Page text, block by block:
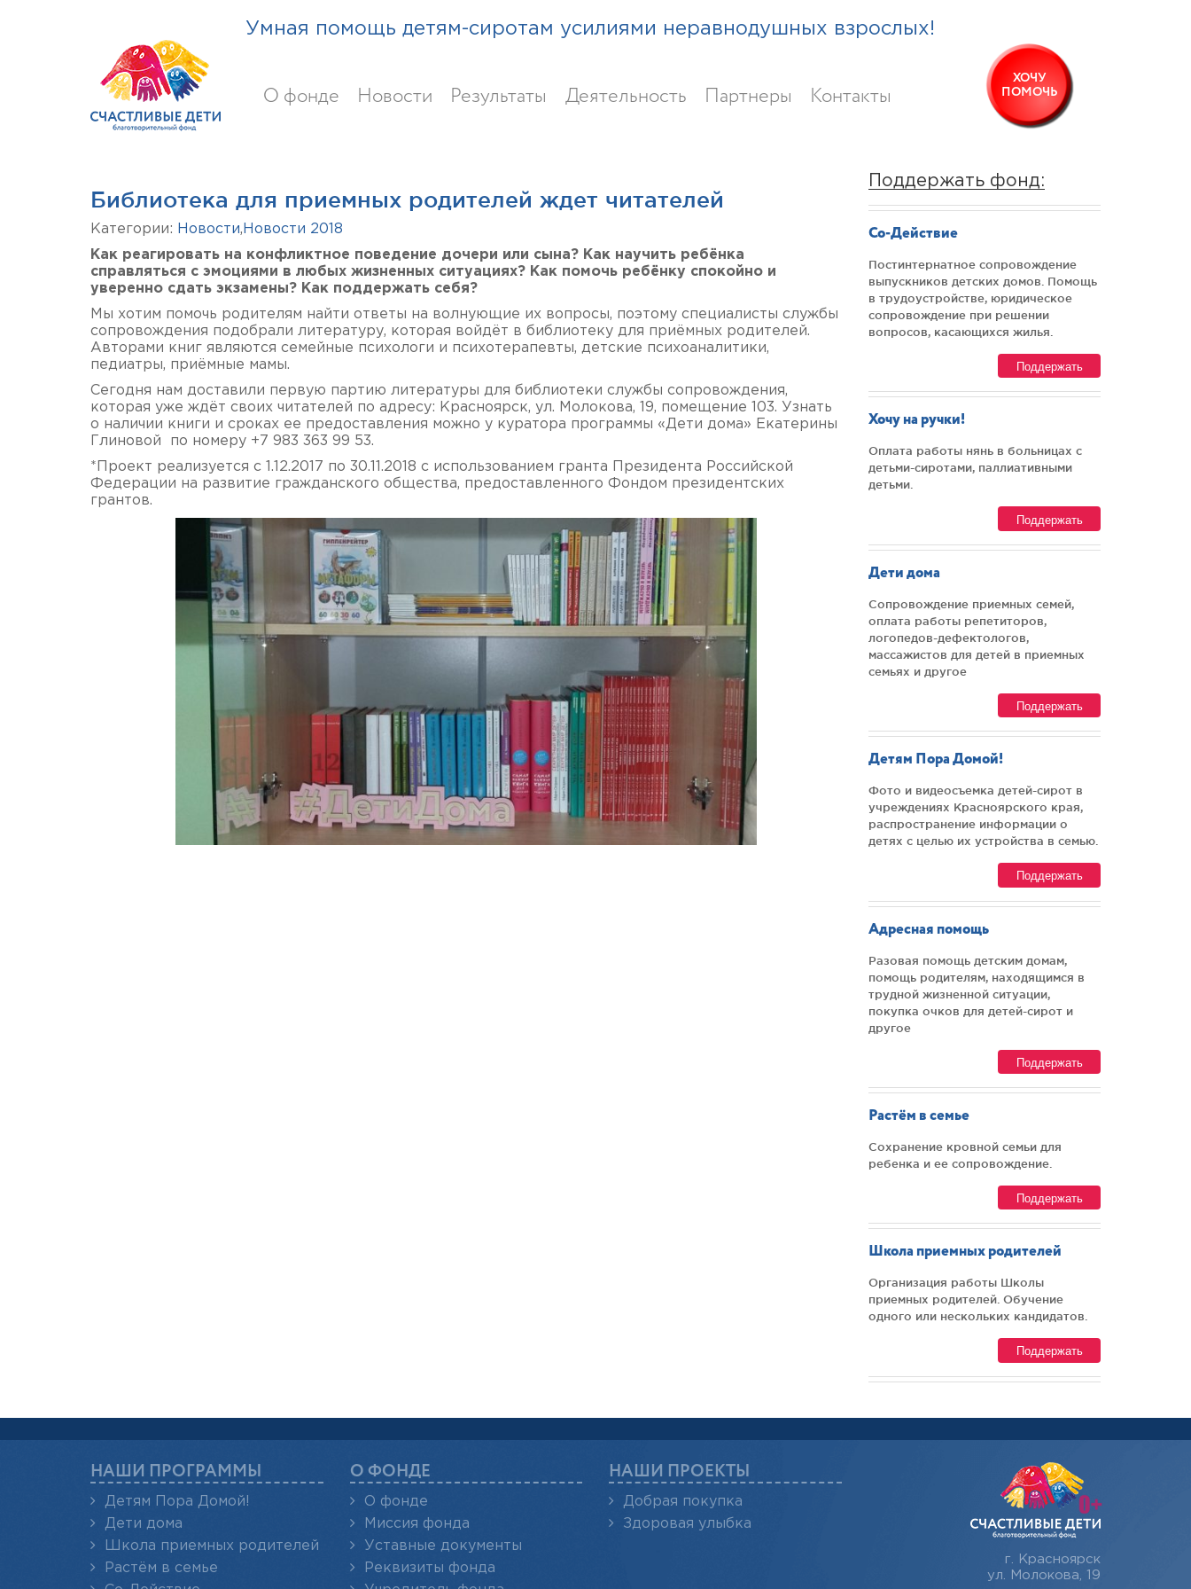
Умная помощь детям-сиротам усилиями неравнодушных взрослых!
О фонде Новости Результаты Деятельность Партнеры Контакты
ХОЧУ
ПОМОЧЬ
Библиотека для приемных родителей ждет читателей
Категории: Новости, Новости 2018
Как реагировать на конфликтное поведение дочери или сына? Как научить ребёнка
справляться с эмоциями в любых жизненных ситуациях? Как помочь ребёнку спокойно и
уверенно сдать экзамены? Как поддержать себя?
Мы хотим помочь родителям найти ответы на волнующие их вопросы, поэтому специалисты службы
сопровождения подобрали литературу, которая войдёт в библиотеку для приёмных родителей.
Авторами книг являются семейные психологи и психотерапевты, детские психоаналитики,
педиатры, приёмные мамы.
Сегодня нам доставили первую партию литературы для библиотеки службы сопровождения,
которая уже ждёт своих читателей по адресу: Красноярск, ул. Молокова, 19, помещение 103. Узнать
о наличии книги и сроках ее предоставления можно у куратора программы «Дети дома» Екатерины
Глиновой по номеру +7 983 363 99 53.
*Проект реализуется с 1.12.2017 по 30.11.2018 с использованием гранта Президента Российской
Федерации на развитие гражданского общества, предоставленного Фондом президентских
грантов.
Поддержать фонд:
Со-Действие
Постинтернатное сопровождение
выпускников детских домов. Помощь
в трудоустройстве, юридическое
сопровождение при решении
вопросов, касающихся жилья.
Поддержать
Хочу на ручки!
Оплата работы нянь в больницах с
детьми-сиротами, паллиативными
детьми.
Поддержать
Дети дома
Сопровождение приемных семей,
оплата работы репетиторов,
логопедов-дефектологов,
массажистов для детей в приемных
семьях и другое
Поддержать
Детям Пора Домой!
Фото и видеосъемка детей-сирот в
учреждениях Красноярского края,
распространение информации о
детях с целью их устройства в семью.
Поддержать
Адресная помощь
Разовая помощь детским домам,
помощь родителям, находящимся в
трудной жизненной ситуации,
покупка очков для детей-сирот и
другое
Поддержать
Растём в семье
Сохранение кровной семьи для
ребенка и ее сопровождение.
Поддержать
Школа приемных родителей
Организация работы Школы
приемных родителей. Обучение
одного или нескольких кандидатов.
Поддержать
НАШИ ПРОГРАММЫ
Детям Пора Домой!
Дети дома
Школа приемных родителей
Растём в семье
О ФОНДЕ
О фонде
Миссия фонда
Уставные документы
Реквизиты фонда
НАШИ ПРОЕКТЫ
Добрая покупка
Здоровая улыбка
г. Красноярск
ул. Молокова, 19